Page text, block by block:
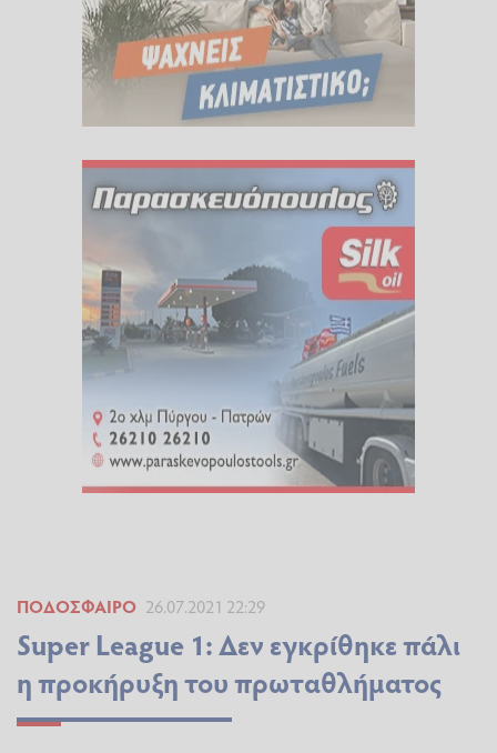
ΠΟΔΌΣΦΑΙΡΟ 26.07.2021 22:29
Super League 1: Δεν εγκρίθηκε πάλι
η προκήρυξη του πρωταθλήματος